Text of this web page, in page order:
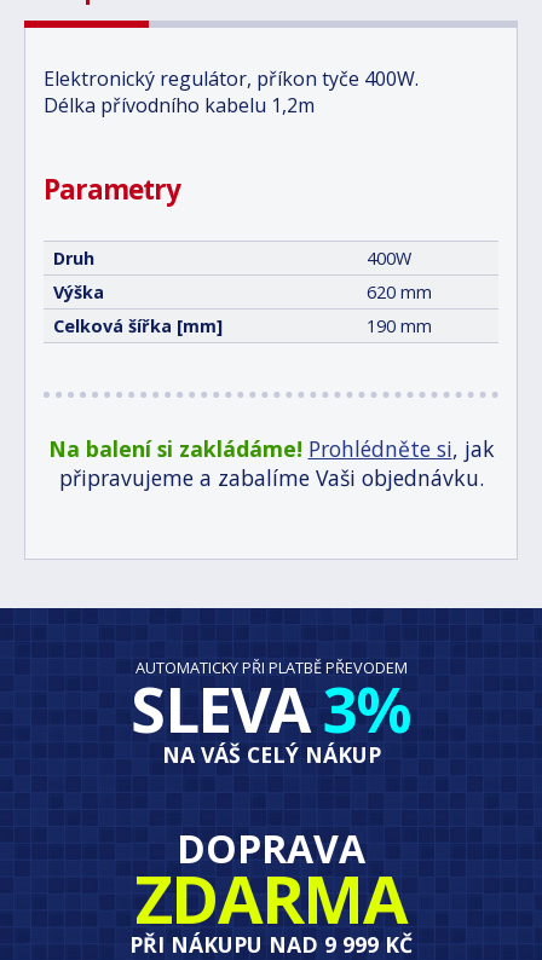
Elektronický regulátor, příkon tyče 400W.
Délka přívodního kabelu 1,2m
Parametry
Druh
400W
Výška
620 mm
Celková šířka [mm]
190 mm
Na balení si zakládáme! Prohlédněte si, jak
připravujeme a zabalíme Vaši objednávku.
AUTOMATICKY PŘI PLATBĚ PŘEVODEM
SLEVA3%
NA VÁŠ CELÝ NÁKUP
DOPRAVA
ZDARMA
PŘI NÁKUPU NAD 9 999 KČ